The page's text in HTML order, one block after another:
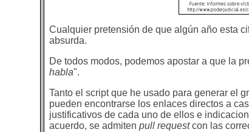
Cualquier pretensión de que algún año esta
absurda.
De todos modos, podemos apostar a que la
habla".
Tanto el script que he usado para generar el
pueden encontrarse los enlaces directos a
justificativos de cada uno de ellos e
acuerdo, se admitenpull requestcon las